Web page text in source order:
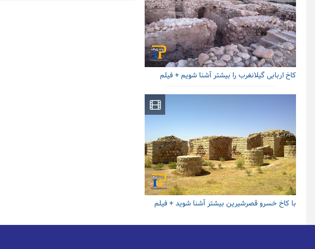
کاخ اربابی گیلانغرب را بیشتر آشنا شویم + فیلم
با کاخ خسرو قصرشیرین بیشتر آشنا شوید + فیلم